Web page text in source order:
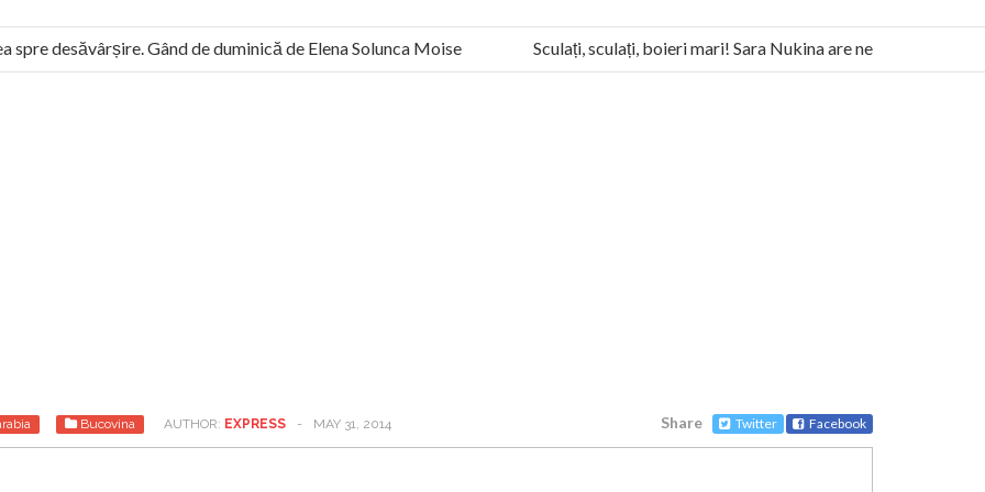
desăvârșire. Gând de duminică de Elena Solunca Moise
Sculați, sculați, boieri mari! Sara Nukina are nevoie de ajutorul
“românii sunt slavi, nu latini”. Fostul agent ceaușist de la Humanitas militează pentru federalizarea României
Bucovina AUTHOR: EXPRESS - MAY 31, 2014 Share Twitter Facebook